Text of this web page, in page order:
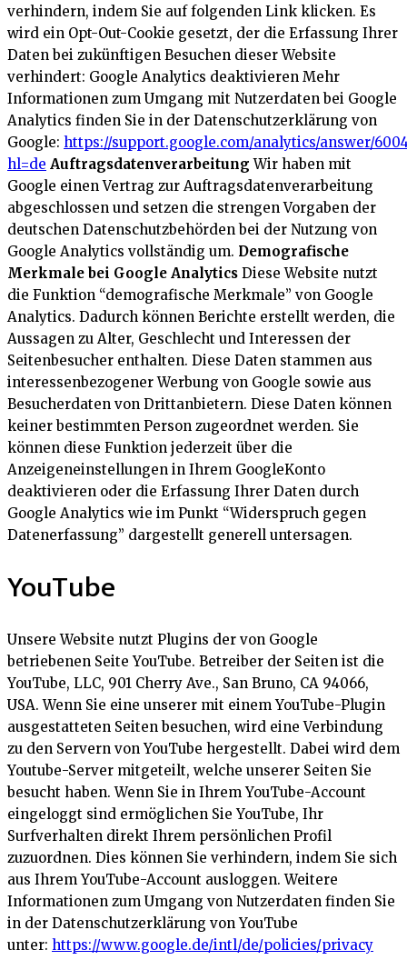
verhindern, indem Sie auf folgenden Link klicken. Es
wird ein Opt-Out-Cookie gesetzt, der die Erfassung Ihrer
Daten bei zukünftigen Besuchen dieser Website
verhindert: Google Analytics deaktivieren Mehr
Informationen zum Umgang mit Nutzerdaten bei Google
Analytics finden Sie in der Datenschutzerklärung von
Google: https://support.google.com/analytics/answer/
hl=de Auftragsdatenverarbeitung Wir haben mit
Google einen Vertrag zur Auftragsdatenverarbeitung
abgeschlossen und setzen die strengen Vorgaben der
deutschen Datenschutzbehörden bei der Nutzung von
Google Analytics vollständig um. Demografische
Merkmale bei Google Analytics Diese Website nutzt
die Funktion “demografische Merkmale” von Google
Analytics. Dadurch können Berichte erstellt werden, die
Aussagen zu Alter, Geschlecht und Interessen der
Seitenbesucher enthalten. Diese Daten stammen aus
interessenbezogener Werbung von Google sowie aus
Besucherdaten von Drittanbietern. Diese Daten können
keiner bestimmten Person zugeordnet werden. Sie
können diese Funktion jederzeit über die
Anzeigeneinstellungen in Ihrem GoogleKonto
deaktivieren oder die Erfassung Ihrer Daten durch
Google Analytics wie im Punkt “Widerspruch gegen
Datenerfassung” dargestellt generell untersagen.
YouTube
Unsere Website nutzt Plugins der von Google
betriebenen Seite YouTube. Betreiber der Seiten ist die
YouTube, LLC, 901 Cherry Ave., San Bruno, CA 94066,
USA. Wenn Sie eine unserer mit einem YouTube-Plugin
ausgestatteten Seiten besuchen, wird eine Verbindung
zu den Servern von YouTube hergestellt. Dabei wird dem
Youtube-Server mitgeteilt, welche unserer Seiten Sie
besucht haben. Wenn Sie in Ihrem YouTube-Account
eingeloggt sind ermöglichen Sie YouTube, Ihr
Surfverhalten direkt Ihrem persönlichen Profil
zuzuordnen. Dies können Sie verhindern, indem Sie sich
aus Ihrem YouTube-Account ausloggen. Weitere
Informationen zum Umgang von Nutzerdaten finden Sie
in der Datenschutzerklärung von YouTube
unter: https://www.google.de/intl/de/policies/privacy